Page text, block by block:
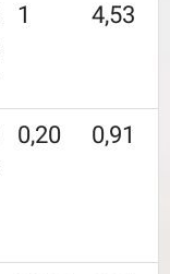
1 4,53
0,20 0,91